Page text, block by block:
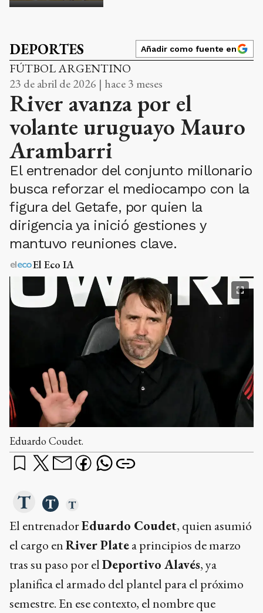
DEPORTES Añadir como fuente en
FÚTBOL ARGENTINO
23 de abril de 2026 | hace 3 meses
River avanza por el
volante uruguayo Mauro
Arambarri
El entrenador del conjunto millonario
busca reforzar el mediocampo con la
figura del Getafe, por quien la
dirigencia ya inició gestiones y
mantuvo reuniones clave.
El Eco IA
Eduardo Coudet.
El entrenadorEduardo Coudet, quien asumió
el cargo enRiver Platea principios de marzo
tras su paso por elDeportivo Alavés, ya
planifica el armado del plantel para el próximo
semestre. En ese contexto, el nombre que